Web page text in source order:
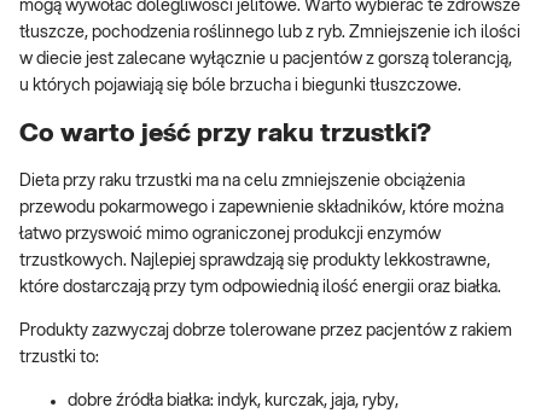
mogą wywołać dolegliwości jelitowe. Warto wybierać te zdrowsze
tłuszcze, pochodzenia roślinnego lub z ryb. Zmniejszenie ich ilości
w diecie jest zalecane wyłącznie u pacjentów z gorszą tolerancją,
u których pojawiają się bóle brzucha i biegunki tłuszczowe.
Co warto jeść przy raku trzustki?
Dieta przy raku trzustki ma na celu zmniejszenie obciążenia
przewodu pokarmowego i zapewnienie składników, które można
łatwo przyswoić mimo ograniczonej produkcji enzymów
trzustkowych. Najlepiej sprawdzają się produkty lekkostrawne,
które dostarczają przy tym odpowiednią ilość energii oraz białka.
Produkty zazwyczaj dobrze tolerowane przez pacjentów z rakiem
trzustki to:
dobre źródła białka: indyk, kurczak, jaja, ryby,